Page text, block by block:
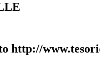
http://